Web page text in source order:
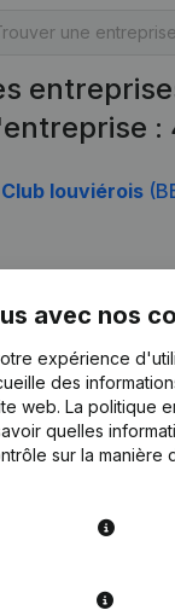
louviérois
avec nos
expérience
des
web. La politique
quelles
sur la manière